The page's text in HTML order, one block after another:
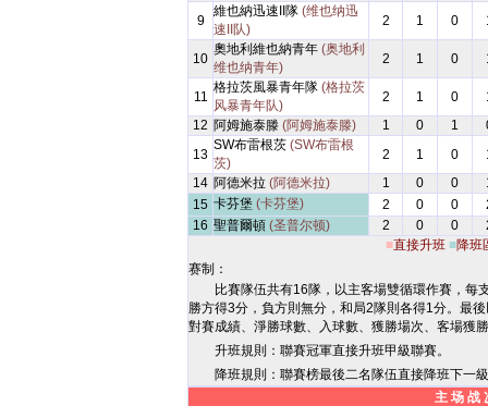
9
維也納迅速II隊 (维也纳迅
速II队)
2 1 0
10
奧地利維也納青年 (奥地利
维也纳青年)
2 1 0
11
格拉茨風暴青年隊 (格拉茨
风暴青年队)
2 1 0
12 阿姆施泰滕 (阿姆施泰滕) 1 0 1
13
SW布雷根茨 (SW布雷根
茨)
2 1 0
14 阿德米拉 (阿德米拉) 1 0 0
15 卡芬堡 (卡芬堡) 2 0 0
16 聖普爾頓 (圣普尔顿) 2 0 0
■直接升班 ■降班
赛制：
比賽隊伍共有16隊，以主客場雙循環作賽，每
勝方得3分，負方則無分，和局2隊則各得1分。最
對賽成績、淨勝球數、入球數、獲勝場次、客場獲
升班規則：聯賽冠軍直接升班甲級聯賽。
降班規則：聯賽榜最後二名隊伍直接降班下一
主 场 战